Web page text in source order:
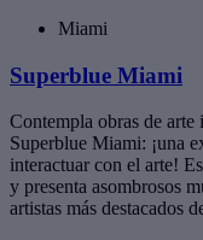
Miami
Superblue Miami
Contempla obras de
Superblue Miami: ¡una
interactuar con el arte!
y presenta asombrosos
artistas más destacados